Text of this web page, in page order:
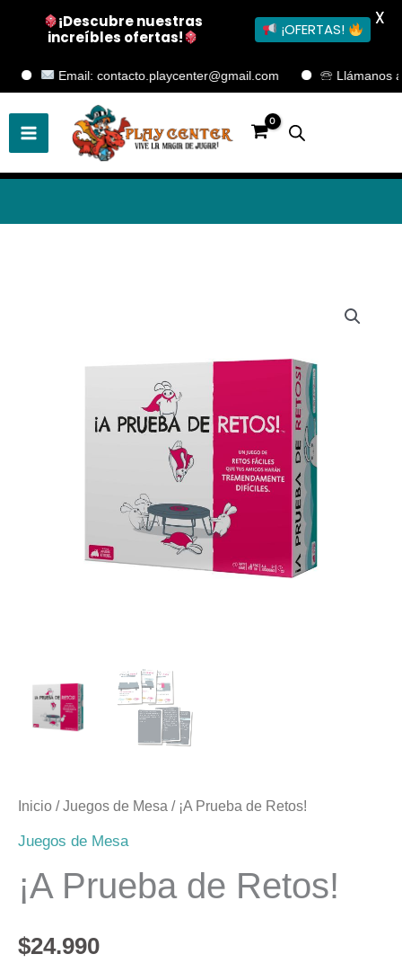
Email: contacto.playcenter@gmail.com 🕾 Llámanos al
al
contenido
Inicio /Juegos de Mesa / ¡A Prueba de Retos!
Juegos de Mesa
¡A Prueba de Retos!
$24.990
¡Descubre nuestras
increíbles ofertas!
¡OFERTAS!
X